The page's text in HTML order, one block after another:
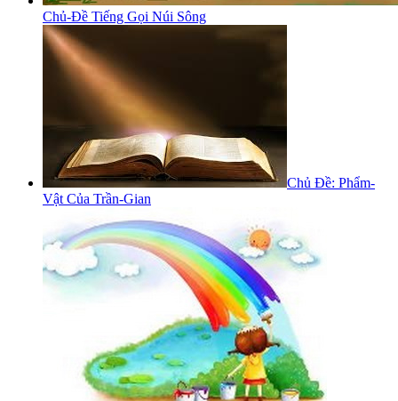
Chủ-Đề Tiếng Gọi Núi Sông
Chủ Đề: Phẩm-
Vật Của Trần-Gian